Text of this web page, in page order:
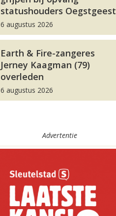
statushouders Oegstgeest
6 augustus 2026
Earth & Fire-zangeres
Jerney Kaagman (79)
overleden
6 augustus 2026
Advertentie